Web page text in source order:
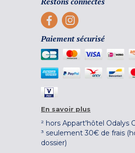
Paiement sécurisé
En savoir plus
² hors Appart'hôtel Odalys
³ seulement 30€ de frais
dossier)